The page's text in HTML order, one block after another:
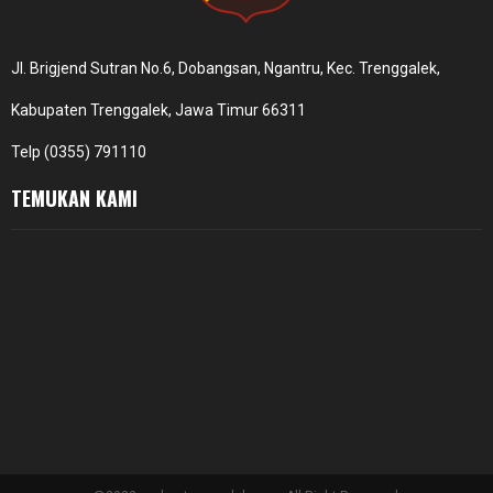
Jl. Brigjend Sutran No.6, Dobangsan, Ngantru, Kec. Trenggalek,
Kabupaten Trenggalek, Jawa Timur 66311
Telp (0355) 791110
TEMUKAN KAMI